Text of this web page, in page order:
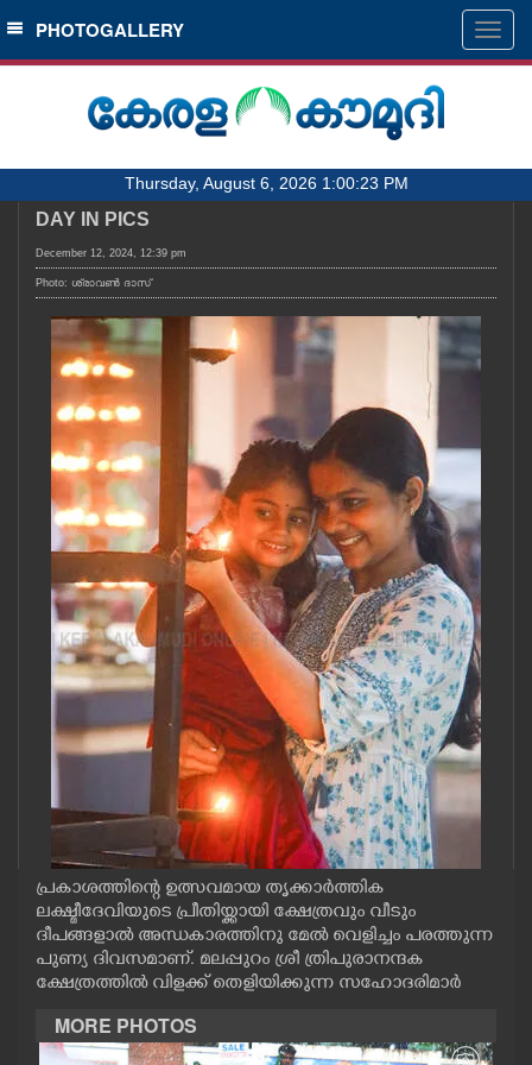
SECTIONS
HOME
NOTIFIED NEWS
KERALA
LOCAL
OBITUARY
NEWS 360
CASE DIARY
CINEMA
OPINION
PHOTOS
LIFESTYLE
SPIRITUAL
INFO+
ART
PHOTOGALLERY
Thursday, August 6, 2026 1:00:23 PM
DAY IN PICS
December 12, 2024, 12:39 pm
Photo: ശ്രാവൺ ദാസ്
പ്രകാശത്തിന്റെ ഉത്സവമായ തൃക്കാർത്തിക
ലക്ഷ്മീദേവിയുടെ പ്രീതിയ്ക്കായി ക്ഷേത്രവും വീടും
ദീപങ്ങളാല്‍ അന്ധകാരത്തിനു മേൽ വെളിച്ചം പരത്തുന്ന
പുണ്യ ദിവസമാണ്. മലപ്പുറം ശ്രീ ത്രിപുരാനന്ദക
ക്ഷേത്രത്തിൽ വിളക്ക് തെളിയിക്കുന്ന സഹോദരിമാർ
MORE PHOTOS